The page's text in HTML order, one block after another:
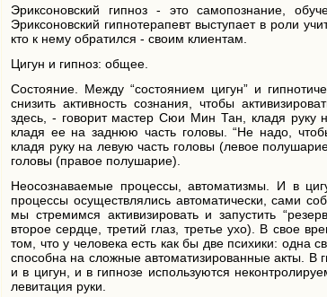
Эриксоновский гипноз - это самопознание,
Эриксоновский гипнотерапевт выступает в роли
кто к нему обратился - своим клиентам.
Цигун и гипноз: общее.
Состояние. Между “состоянием цигун” и
снизить активность сознания, чтобы
здесь, - говорит мастер Сюи Мин Тан, кладя руку
кладя ее на заднюю часть головы. “Не надо,
кладя руку на левую часть головы (левое
головы (правое полушарие).
Неосознаваемые процессы, автоматизмы. И в
процессы осуществлялись автоматически, сами
мы стремимся активизировать и запустить
второе сердце, третий глаз, третье ухо). В свое
том, что у человека есть как бы две психики: одна
способна на сложные автоматизированные акты. В
и в цигун, и в гипнозе используются
левитация руки.